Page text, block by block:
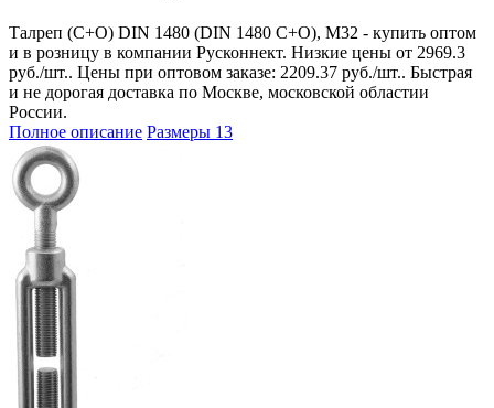
Талреп (С+О) DIN 1480 (DIN 1480 C+O), М32 - купить оптом
и в розницу в компании Русконнект. Низкие цены от 2969.3
руб./шт.. Цены при оптовом заказе: 2209.37 руб./шт.. Быстрая
и не дорогая доставка по Москве, московской областии
России.
Полное описание Размеры 13